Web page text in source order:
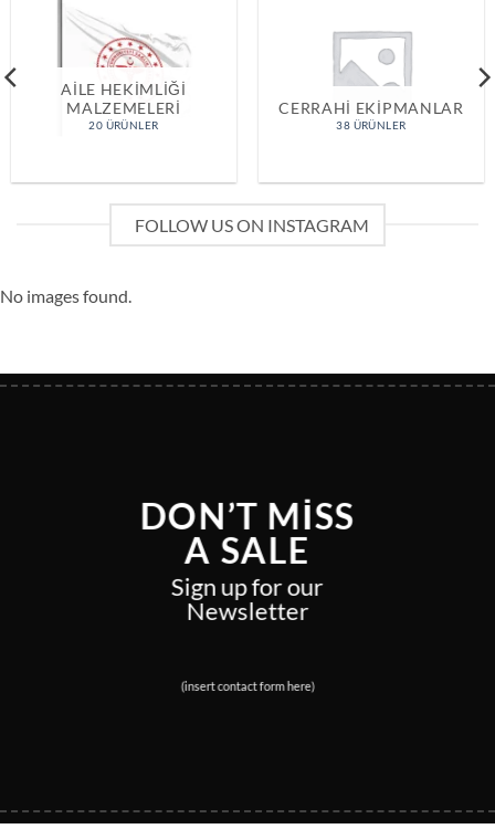
AILE HEKIMLIĞI
MALZEMELERI
20 ÜRÜNLER
CERRAHI EKIPMANLAR
38 ÜRÜNLER
FOLLOW US ON INSTAGRAM
No images found.
DON’T MISS
A SALE
Sign up for our
Newsletter
(insert contact form here)